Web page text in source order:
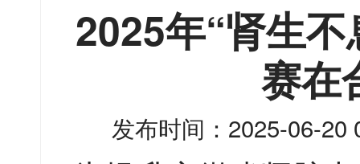
2025年“肾生
赛在
发布时间：2025-06-20